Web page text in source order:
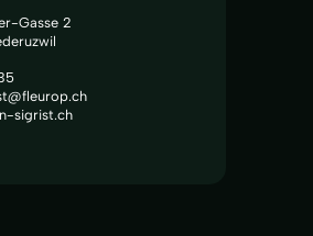
Gasse 2
sigrist.ch